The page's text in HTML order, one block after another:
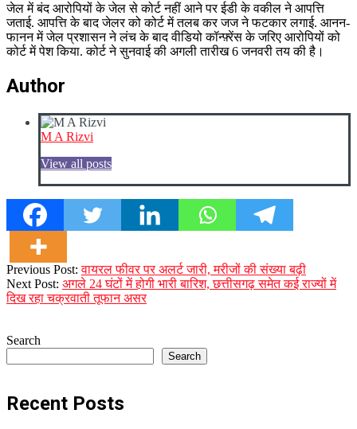
जेल में बंद आरोपियों के जेल से कोर्ट नहीं आने पर ईडी के वकील ने आपत्ति
जताई. आपत्ति के बाद जेलर को कोर्ट में तलब कर जज ने फटकार लगाई. आनन-
फानन में जेल प्रशासन ने लंच के बाद वीडियो कॉन्फ़्रेंस के जरिए आरोपियों को
कोर्ट में पेश किया. कोर्ट ने सुनवाई की अगली तारीख 6 जनवरी तय की है।
Author
M A Rizvi
View all posts
2023-
12-
07
Previous Post:वायरल फीवर पर अलर्ट जारी, मरीजों की संख्या बढ़ी
Next Post: अगले 24 घंटों में होगी भारी बारिश, छत्तीसगढ़ समेत कई राज्यों में
दिख रहा चक्रवाती तूफान असर
Search
Search
Recent Posts